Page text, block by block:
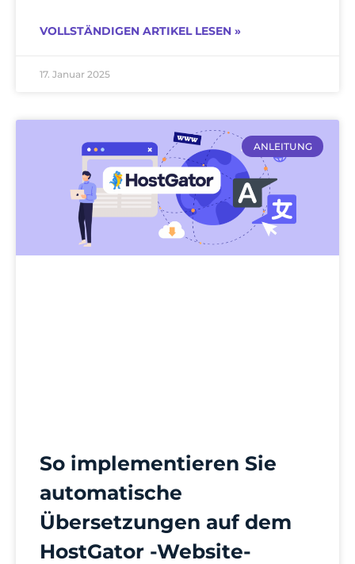
VOLLSTÄNDIGEN ARTIKEL LESEN »
17. Januar 2025
ANLEITUNG
So implementieren Sie
automatische
Übersetzungen auf dem
HostGator -Website-